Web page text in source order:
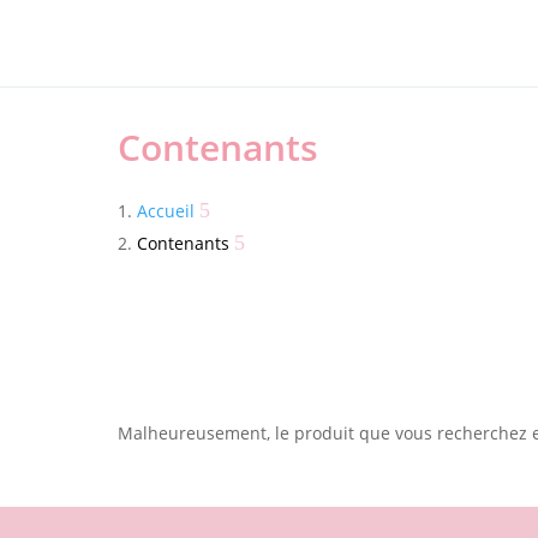
Contenants
Accueil
Contenants
Malheureusement, le produit que vous